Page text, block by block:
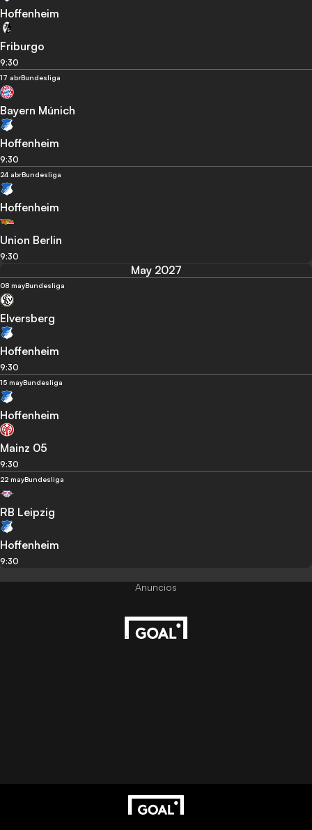
Hoffenheim
Friburgo
9:30
17 abrBundesliga
Bayern Múnich
Hoffenheim
9:30
24 abrBundesliga
Hoffenheim
Union Berlin
9:30
May 2027
08 mayBundesliga
Elversberg
Hoffenheim
9:30
15 mayBundesliga
Hoffenheim
Mainz 05
9:30
22 mayBundesliga
RB Leipzig
Hoffenheim
9:30